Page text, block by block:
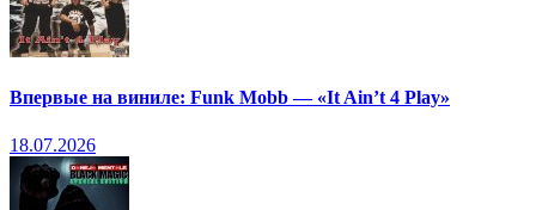
Впервые на виниле: Funk Mobb — «It Ain’t 4 Play»
18.07.2026